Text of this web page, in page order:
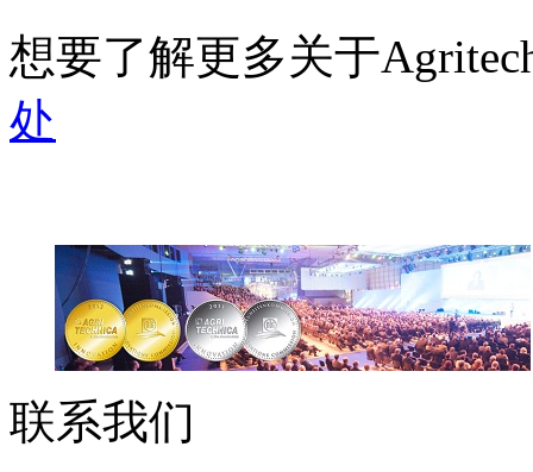
想要了解更多关于
处
联系我们